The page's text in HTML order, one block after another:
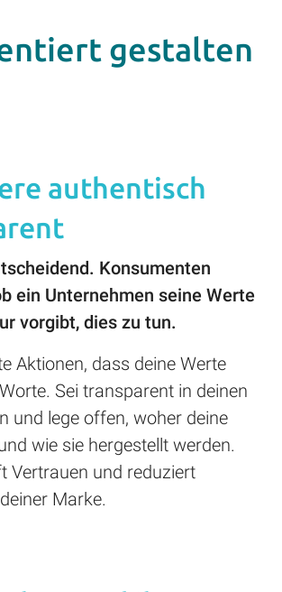
gestalten
authentisch
Konsumenten
ein Unternehmen seine Werte
vorgibt, dies zu tun.
Aktionen, dass deine Werte
Sei transparent in deinen
und lege offen, woher deine
wie sie hergestellt werden.
Vertrauen und reduziert
Marke.